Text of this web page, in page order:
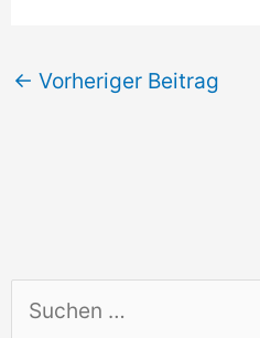
← Vorheriger Beitrag